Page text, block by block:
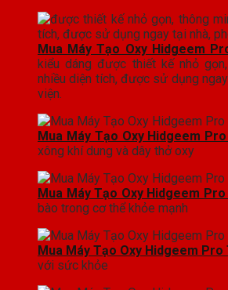
Mua Máy Tạo Oxy Hidgeem
kiểu dáng được thiết kế nhỏ
nhiều diện tích, được sử dụng
viện.
Mua Máy Tạo Oxy Hidgeem
xông khí dung và dây thở oxy
Mua Máy Tạo Oxy Hidgeem
bào trong cơ thể khỏe mạnh
Mua Máy Tạo Oxy Hidgeem Pro
với sức khỏe